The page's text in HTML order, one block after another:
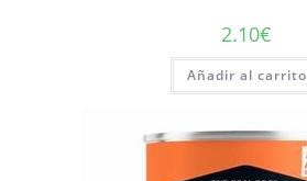
2.10€
Añadir al carrito